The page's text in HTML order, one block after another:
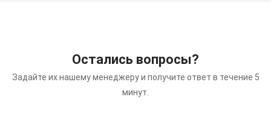
Остались вопросы?
Задайте их нашему менеджеру и получите ответ в течение 5
минут.